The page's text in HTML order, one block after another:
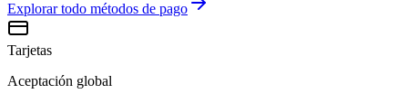
Explorar todo métodos de pago
Tarjetas
Aceptación global